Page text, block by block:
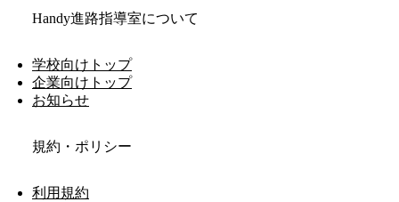
Handy進路指導室について
学校向けトップ
企業向けトップ
お知らせ
規約・ポリシー
利用規約